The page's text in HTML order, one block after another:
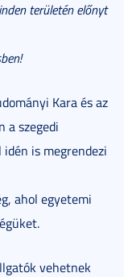
területén előnyt
Kara és az
a szegedi
idén is megrendezi
ahol egyetemi
vehetnek